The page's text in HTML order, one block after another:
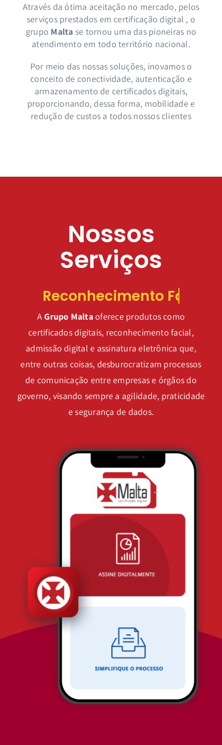
Através da ótima aceitação no mercado, pelos
serviços prestados em certificação digital , o
grupo Malta se tornou uma das pioneiras no
atendimento em todo território nacional.
Por meio das nossas soluções, inovamos o
conceito de conectividade, autenticação e
armazenamento de certificados digitais,
proporcionando, dessa forma, mobilidade e
redução de custos a todos nossos clientes
Nossos
Serviços
AGrupo Maltaoferece produtos como
certificados digitais, reconhecimento facial,
admissão digital e assinatura eletrônica que,
entre outras coisas, desburocratizam processos
de comunicação entre empresas e órgãos do
governo, visando sempre a agilidade, praticidade
e segurança de dados.